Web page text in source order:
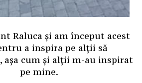
Raluca și am început acest
a inspira pe alții să
așa cum și alții m-au inspirat
pe mine.